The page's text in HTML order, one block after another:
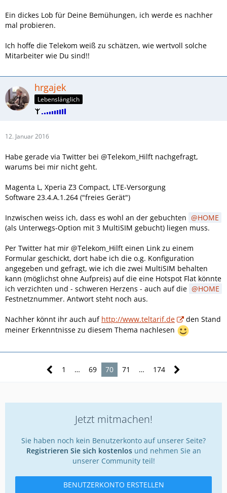
Ein dickes Lob für Deine Bemühungen, ich werde es nachher
mal probieren.
Ich hoffe die Telekom weiß zu schätzen, wie wertvoll solche
Mitarbeiter wie Du sind!!
hrgajek
Lebenslänglich
12. Januar 2016
Habe gerade via Twitter bei @Telekom_Hilft nachgefragt,
warums bei mir nicht geht.
Magenta L, Xperia Z3 Compact, LTE-Versorgung
Software 23.4.A.1.264 ("freies Gerät")
Inzwischen weiss ich, dass es wohl an der gebuchten
HOME
(als Unterwegs-Option mit 3 MultiSIM gebucht) liegen muss.
Per Twitter hat mir @Telekom_Hilft einen Link zu einem
Formular geschickt, dort habe ich die o.g. Konfiguration
angegeben und gefragt, wie ich die zwei MultiSIM behalten
kann (möglichst ohne Aufpreis) auf die eine Hotspot Flat könnte
ich verzichten und - schweren Herzens - auch auf die
HOME
Festnetznummer. Antwort steht noch aus.
Nachher könnt ihr auch auf http://www.teltarif.de
den Stand
meiner Erkenntnisse zu diesem Thema nachlesen
1 … 69 70 71 … 174
Jetzt mitmachen!
Sie haben noch kein Benutzerkonto auf unserer Seite?
Registrieren Sie sich kostenlosund nehmen Sie an
unserer Community teil!
BENUTZERKONTO ERSTELLEN